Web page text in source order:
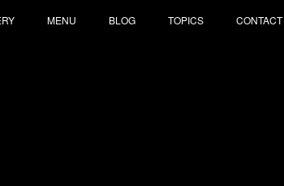
MENU BLOG TOPICS CONTACT